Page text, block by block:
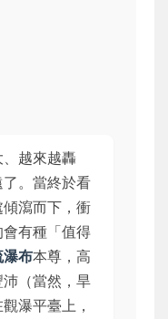
越來越轟
。當終於看
瀉而下，衝
有種「值得
瀑布本尊，高
（當然，旱
瀑平臺上，